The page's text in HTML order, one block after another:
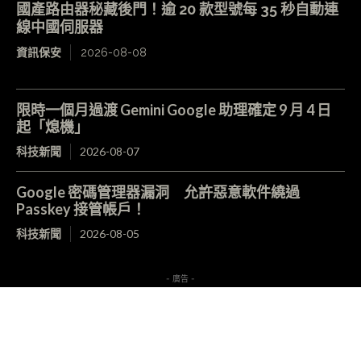
國產路由器秘藏後門！逾 20 款型號每 35 秒自動連
線中國伺服器
資訊保安 2026-08-08
限時一個月過渡 Gemini Google 助理確定 9 月 4 日
起「熄機」
科技新聞 2026-08-07
Google 密碼管理器漏洞 允許惡意軟件繞過
Passkey 接管帳戶！
科技新聞 2026-08-05
- 廣告 -